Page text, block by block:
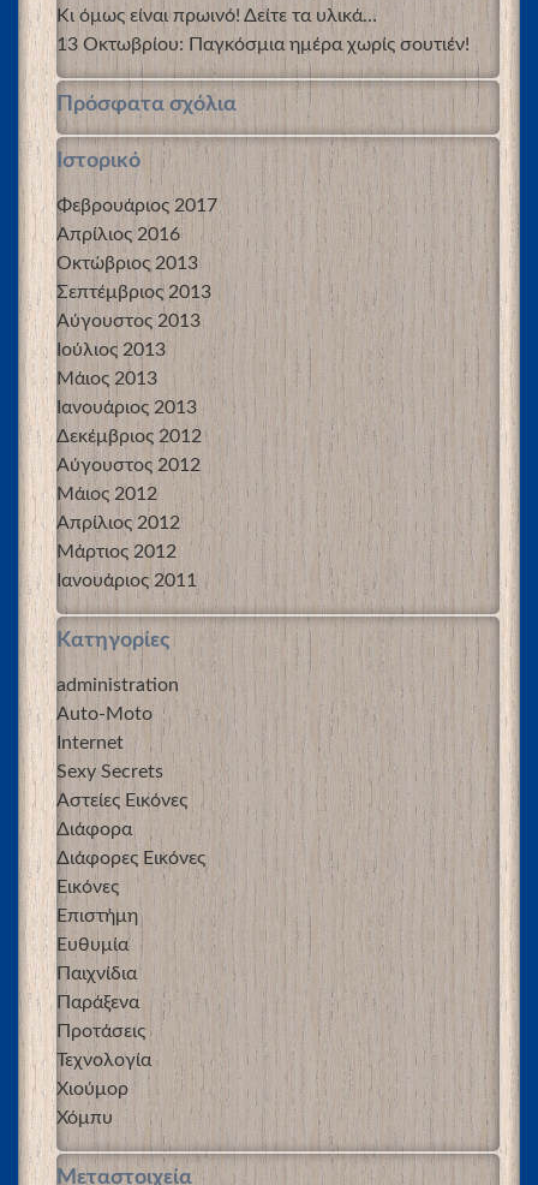
Κι όμως είναι πρωινό! Δείτε τα υλικά…
13 Οκτωβρίου: Παγκόσμια ημέρα χωρίς σουτιέν!
Πρόσφατα σχόλια
Ιστορικό
Φεβρουάριος 2017
Απρίλιος 2016
Οκτώβριος 2013
Σεπτέμβριος 2013
Αύγουστος 2013
Ιούλιος 2013
Μάιος 2013
Ιανουάριος 2013
Δεκέμβριος 2012
Αύγουστος 2012
Μάιος 2012
Απρίλιος 2012
Μάρτιος 2012
Ιανουάριος 2011
Kατηγορίες
administration
Auto-Moto
Internet
Sexy Secrets
Αστείες Εικόνες
Διάφορα
Διάφορες Εικόνες
Εικόνες
Επιστήμη
Ευθυμία
Παιχνίδια
Παράξενα
Προτάσεις
Τεχνολογία
Χιούμορ
Χόμπυ
Μεταστοιχεία